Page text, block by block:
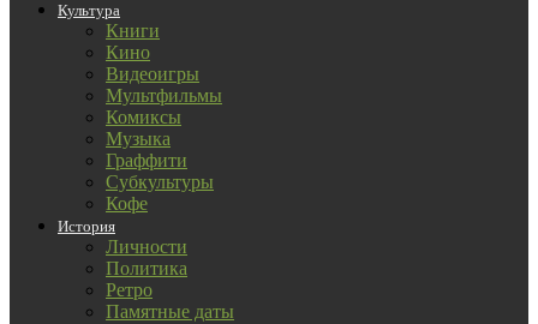
Культура
Книги
Кино
Видеоигры
Мультфильмы
Комиксы
Музыка
Граффити
Субкультуры
Кофе
История
Личности
Политика
Ретро
Памятные даты